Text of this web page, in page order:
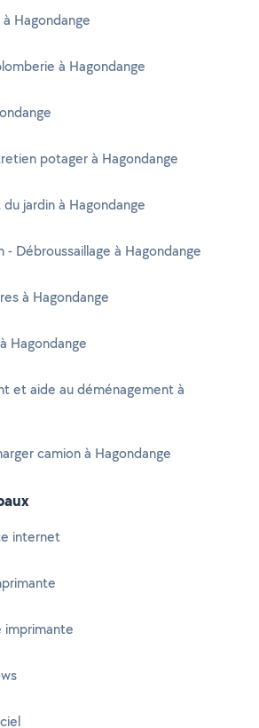
Hagondange
à Hagondange
potager à Hagondange
jardin à Hagondange
- Débroussaillage à Hagondange
à Hagondange
Hagondange
et aide au déménagement à
camion à Hagondange
internet
imprimante